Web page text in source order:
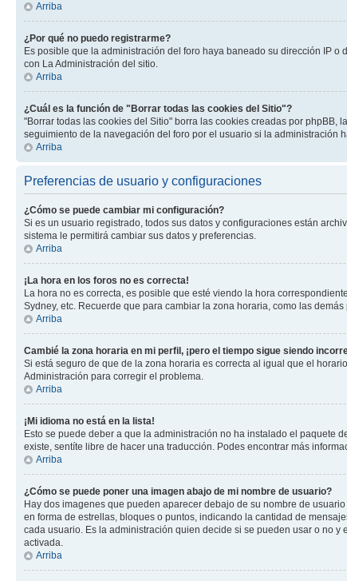
Arriba
¿Por qué no puedo registrarme?
Es posible que la administración del foro haya baneado su dirección IP
con La Administración del sitio.
Arriba
¿Cuál es la función de "Borrar todas las cookies del Sitio"?
"Borrar todas las cookies del Sitio" borra las cookies creadas por phpBB,
seguimiento de la navegación del foro por el usuario si la administración
Arriba
Preferencias de usuario y configuraciones
¿Cómo se puede cambiar mi configuración?
Si es un usuario registrado, todos sus datos y configuraciones están
sistema le permitirá cambiar sus datos y preferencias.
Arriba
¡La hora en los foros no es correcta!
La hora no es correcta, es posible que esté viendo la hora
Sydney, etc. Recuerde que para cambiar la zona horaria, como las
Arriba
Cambié la zona horaria en mi perfil, ¡pero el tiempo sigue siendo
Si está seguro de que de la zona horaria es correcta al igual que el
Administración para corregir el problema.
Arriba
¡Mi idioma no está en la lista!
Esto se puede deber a que la administración no ha instalado el paquete
existe, sentíte libre de hacer una traducción. Podes encontrar más
Arriba
¿Cómo se puede poner una imagen abajo de mi nombre de usuario?
Hay dos imagenes que pueden aparecer debajo de su nombre de
en forma de estrellas, bloques o puntos, indicando la cantidad de
cada usuario. Es la administración quien decide si se pueden usar o no
activada.
Arriba